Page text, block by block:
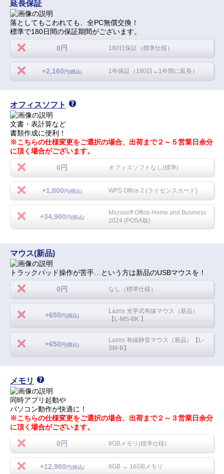
延長保証
落としてもこわれても、全PC無償交換！
標準で180日間の保証期間がございます。
0円 180日保証（標準仕様）
+2,160 円(税込) 1年保証（180日→1年間に延長）
オフィスソフト
文書・表計算など
書類作成に便利！
※こちらの仕様変更をご選択の場合、出荷まで２～５営業日余分
に頂く場合がございます。
0円 オフィスソフトなし(標準)
+1,800 円(税込) WPS Office 2 (ライセンスカード)
+34,900 円(税込)
Microsoft Office Home and Business
2024 (POSA版)
マウス(新品)
トラックパッド操作が苦手…という方は新品のUSBマウスを！
0円 なし（標準仕様）
+650 円(税込)
Lazos 光学式有線マウス（新品）
【L-MS-BK 】
+650 円(税込)
Lazos 有線静音マウス（新品）【L-
SM-B】
メモリ
同時アプリ起動や
パソコン動作が快適に！
※こちらの仕様変更をご選択の場合、出荷まで２～３営業日余分
に頂く場合がございます。
0円 8GBメモリ(標準仕様)
+12,980 円(税込) 8GB → 16GBメモリ